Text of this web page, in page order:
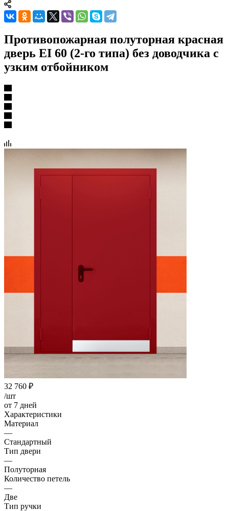
Противопожарная полуторная красная
дверь EI 60 (2-го типа) без доводчика с
узким отбойником
32 760 ₽
/шт
от 7 дней
Характеристики
Материал
—
Стандартный
Тип двери
—
Полуторная
Количество петель
—
Две
Тип ручки